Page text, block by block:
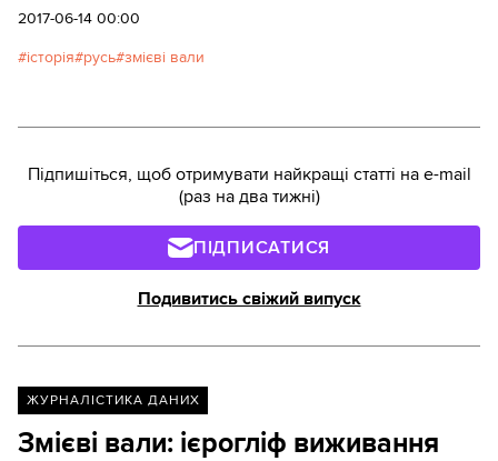
давньоруських літописах. Хто їх спорудив і коли?
Анатолій Король, Ярина Серкез
2017-06-14 00:00
історія русь змієві вали
Підпишіться, щоб отримувати найкращі статті на e-mail
(раз на два тижні)
ПІДПИСАТИСЯ
Подивитись свіжий випуск
ЖУРНАЛІСТИКА ДАНИХ
Змієві вали: ієрогліф виживання